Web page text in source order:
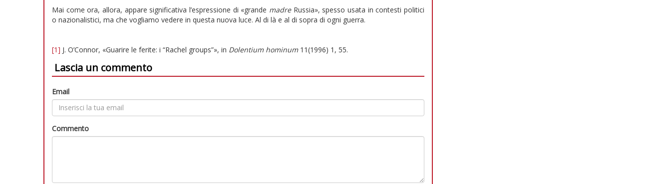
Mai come ora, allora, appare significativa l’espressione di «grande madre Russia», spesso usata in contesti politici
o nazionalistici, ma che vogliamo vedere in questa nuova luce. Al di là e al di sopra di ogni guerra.
[1] J. O’Connor, «Guarire le ferite: i “Rachel groups”», in Dolentium hominum11(1996) 1, 55.
Lascia un commento
Email
Commento